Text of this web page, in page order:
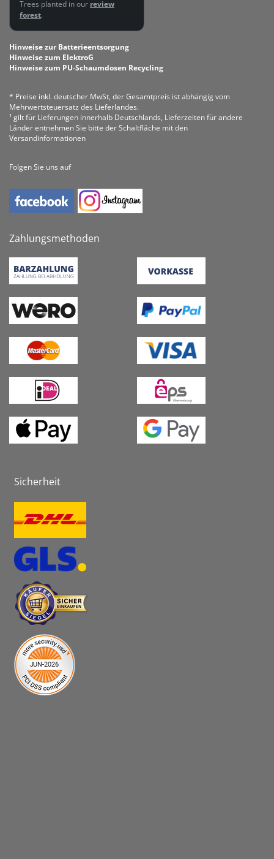
Trees planted in our review
forest.
Hinweise zur Batterieentsorgung
Hinweise zum ElektroG
Hinweise zum PU-Schaumdosen Recycling
* Preise inkl. deutscher MwSt, der Gesamtpreis ist abhängig vom
Mehrwertsteuersatz des Lieferlandes.
¹ gilt für Lieferungen innerhalb Deutschlands, Lieferzeiten für andere
Länder entnehmen Sie bitte der Schaltfläche mit den
Versandinformationen
Folgen Sie uns auf
Zahlungsmethoden
Sicherheit